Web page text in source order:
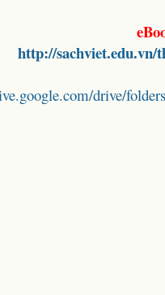
http://sachviet.edu.vn/
drive/